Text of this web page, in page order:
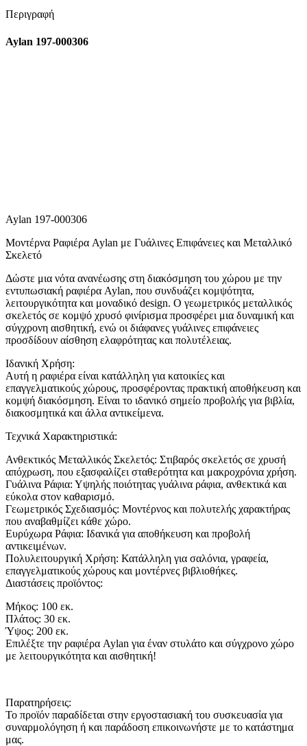
Περιγραφή
Aylan 197-000306
Aylan 197-000306
Μοντέρνα Ραφιέρα Aylan με Γυάλινες Επιφάνειες και Μεταλλικό
Σκελετό
Δώστε μια νότα ανανέωσης στη διακόσμηση του χώρου με την
εντυπωσιακή ραφιέρα Aylan, που συνδυάζει κομψότητα,
λειτουργικότητα και μοναδικό design. Ο γεωμετρικός μεταλλικός
σκελετός σε κομψό χρυσό φινίρισμα προσφέρει μια δυναμική και
σύγχρονη αισθητική, ενώ οι διάφανες γυάλινες επιφάνειες
προσδίδουν αίσθηση ελαφρότητας και πολυτέλειας.
Ιδανική Χρήση:
Αυτή η ραφιέρα είναι κατάλληλη για κατοικίες και
επαγγελματικούς χώρους, προσφέροντας πρακτική αποθήκευση και
κομψή διακόσμηση. Είναι το ιδανικό σημείο προβολής για βιβλία,
διακοσμητικά και άλλα αντικείμενα.
Τεχνικά Χαρακτηριστικά:
Ανθεκτικός Μεταλλικός Σκελετός: Στιβαρός σκελετός σε χρυσή
απόχρωση, που εξασφαλίζει σταθερότητα και μακροχρόνια χρήση.
Γυάλινα Ράφια: Υψηλής ποιότητας γυάλινα ράφια, ανθεκτικά και
εύκολα στον καθαρισμό.
Γεωμετρικός Σχεδιασμός: Μοντέρνος και πολυτελής χαρακτήρας
που αναβαθμίζει κάθε χώρο.
Ευρύχωρα Ράφια: Ιδανικά για αποθήκευση και προβολή
αντικειμένων.
Πολυλειτουργική Χρήση: Κατάλληλη για σαλόνια, γραφεία,
επαγγελματικούς χώρους και μοντέρνες βιβλιοθήκες.
Διαστάσεις προϊόντος:
Μήκος: 100 εκ.
Πλάτος: 30 εκ.
Ύψος: 200 εκ.
Επιλέξτε την ραφιέρα Aylan για έναν στυλάτο και σύγχρονο χώρο
με λειτουργικότητα και αισθητική!
Παρατηρήσεις:
Το προϊόν παραδίδεται στην εργοστασιακή του συσκευασία για
συναρμολόγηση ή και παράδοση επικοινωνήστε με το κατάστημα
μας.